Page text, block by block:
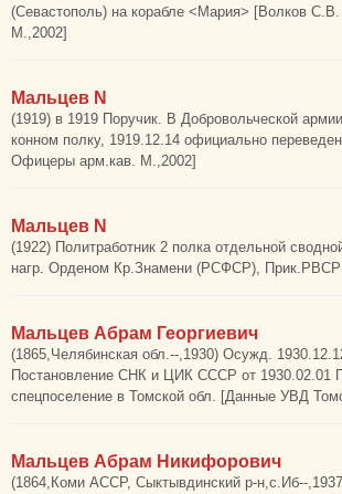
(Севастополь) на корабле <Мария> [Волков
М.,2002]
Мальцев N
(1919) в 1919 Поручик. В Добровольческой
конном полку, 1919.12.14 официально
Офицеры арм.кав. М.,2002]
Мальцев N
(1922) Политработник 2 полка отдельной
нагр. Орденом Кр.Знамени (РСФСР),
Мальцев Абрам Георгиевич
(1865,Челябинская обл.--,1930) Осужд.
Постановление СНК и ЦИК СССР от 1930.02.01
спецпоселение в Томской обл. [Данные УВД
Мальцев Абрам Никифорович
(1864,Коми АССР, Сыктывдинский р-н,с.Иб--